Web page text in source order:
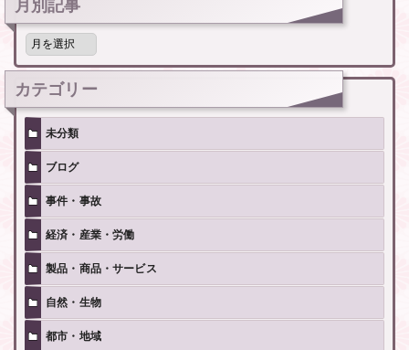
月別記事
月
記
事
カテゴリー
未分類
ブログ
事件・事故
経済・産業・労働
製品・商品・サービス
自然・生物
都市・地域